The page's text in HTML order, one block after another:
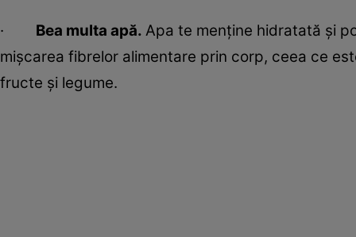
· Bea multa apă. Apa te menține hidratată și
mișcarea fibrelor alimentare prin corp, ceea ce
fructe și legume.